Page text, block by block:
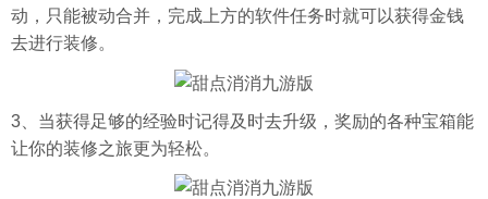
动，只能被动合并，完成上方的软件任务时就可以获得金钱
去进行装修。
3、当获得足够的经验时记得及时去升级，奖励的各种宝箱能
让你的装修之旅更为轻松。